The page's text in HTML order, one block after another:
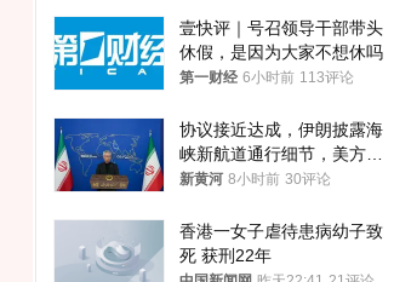
壹快评｜号召领导干部带头
休假，是因为大家不想休吗
第一财经 6小时前 113评论
协议接近达成，伊朗披露海
峡新航道通行细节，美方再
提“倒计时”
新黄河 8小时前 30评论
香港一女子虐待患病幼子致
死 获刑22年